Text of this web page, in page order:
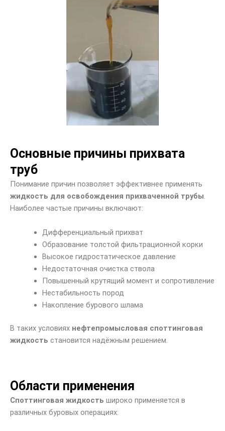
Основные причины прихвата
труб
Понимание причин позволяет эффективнее применять
жидкость для освобождения прихваченной трубы.
Наиболее частые причины включают:
Дифференциальный прихват
Образование толстой фильтрационной корки
Высокое гидростатическое давление
Недостаточная очистка ствола
Повышенный крутящий момент и сопротивление
Нестабильность пород
Накопление бурового шлама
В таких условиях нефтепромысловая споттинговая
жидкость становится надёжным решением.
Области применения
Споттинговая жидкость широко применяется в
различных буровых операциях: